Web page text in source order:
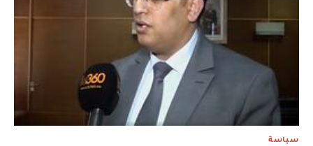
سياسة